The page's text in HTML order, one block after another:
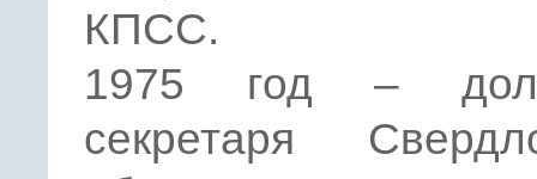
КПСС.
1975 год –
секретаря